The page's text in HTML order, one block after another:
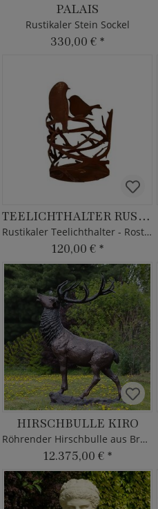
PALAIS
Rustikaler Stein Sockel
330,00 € *
TEELICHTHALTER RUSAKO
Rustikaler Teelichthalter - Rostoptik
120,00 € *
HIRSCHBULLE KIRO
Röhrender Hirschbulle aus Bronze
12.375,00 € *